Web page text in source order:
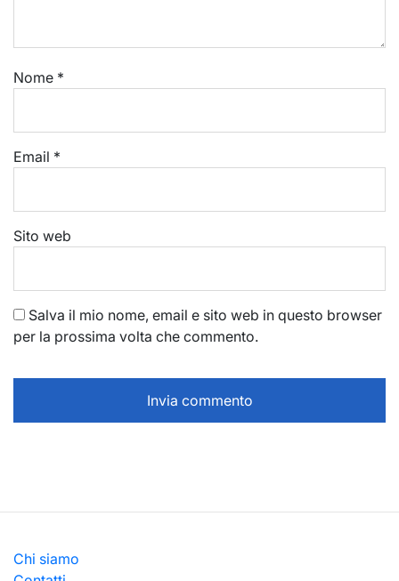
Nome *
Email *
Sito web
Salva il mio nome, email e sito web in questo browser
per la prossima volta che commento.
Chi siamo